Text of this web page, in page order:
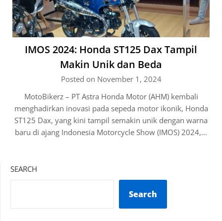
IMOS 2024: Honda ST125 Dax Tampil
Makin Unik dan Beda
Posted on November 1, 2024
MotoBikerz – PT Astra Honda Motor (AHM) kembali
menghadirkan inovasi pada sepeda motor ikonik, Honda
ST125 Dax, yang kini tampil semakin unik dengan warna
baru di ajang Indonesia Motorcycle Show (IMOS) 2024,…
SEARCH
Search